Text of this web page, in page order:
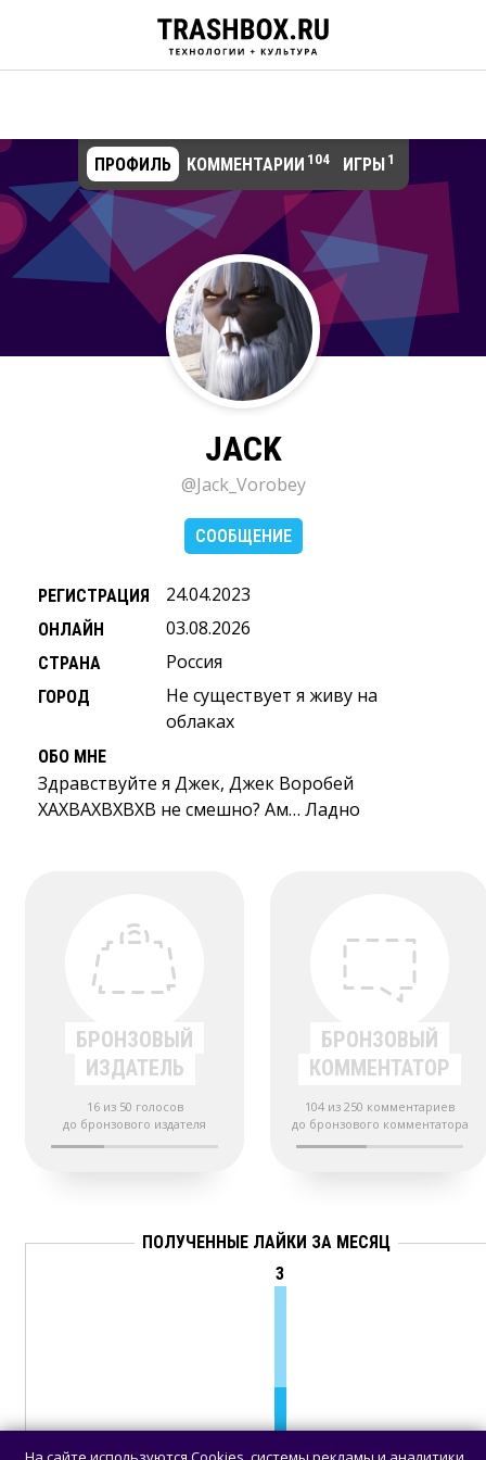
ПРОФИЛЬ КОММЕНТАРИИ 104 ИГРЫ 1
JACK
@Jack_Vorobey
СООБЩЕНИЕ
РЕГИСТРАЦИЯ 24.04.2023
ОНЛАЙН 03.08.2026
СТРАНА Россия
ГОРОД
Не существует я живу на
облаках
ОБО МНЕ
Здравствуйте я Джек, Джек Воробей
ХАХВАХВХВХВ не смешно? Ам… Ладно
БРОНЗОВЫЙ
ИЗДАТЕЛЬ
16 из 50 голосов
до бронзового издателя
БРОНЗОВЫЙ
КОММЕНТАТОР
104 из 250 комментариев
до бронзового комментатора
ПОЛУЧЕННЫЕ ЛАЙКИ ЗА МЕСЯЦ
3
07 09 11 13 15 17 19 21 23 25 27 29 31 02 04